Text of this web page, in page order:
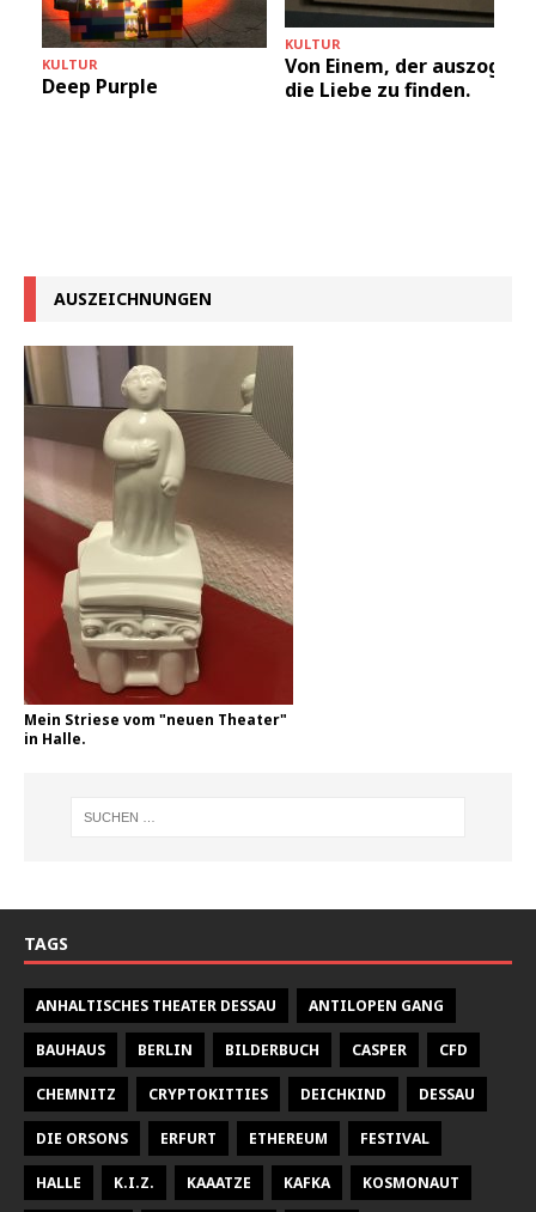
KULTUR
Deep Purple
KULTUR
Von Einem, der auszog
die Liebe zu finden.
AUSZEICHNUNGEN
Mein Striese vom "neuen Theater"
in Halle.
TAGS
ANHALTISCHES THEATER DESSAU ANTILOPEN GANG
BAUHAUS BERLIN BILDERBUCH CASPER CFD
CHEMNITZ CRYPTOKITTIES DEICHKIND DESSAU
DIE ORSONS ERFURT ETHEREUM FESTIVAL
HALLE K.I.Z. KAAATZE KAFKA KOSMONAUT